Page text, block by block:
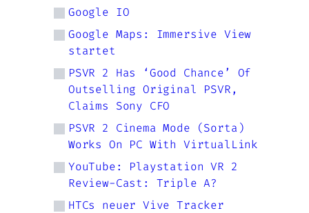
Google IO
Google Maps: Immersive View
startet
PSVR 2 Has ‘Good Chance’ Of
Outselling Original PSVR,
Claims Sony CFO
PSVR 2 Cinema Mode (Sorta)
Works On PC With VirtualLink
YouTube: Playstation VR 2
Review-Cast: Triple A?
HTCs neuer Vive Tracker